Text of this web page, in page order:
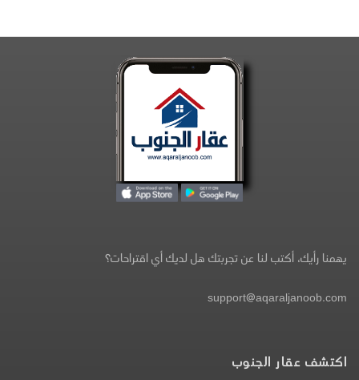
يهمنا رأيك، أكتب لنا عن تجربتك هل لديك أي اقتراحات؟
support@aqaraljanoob.com
اكتشف عقار الجنوب